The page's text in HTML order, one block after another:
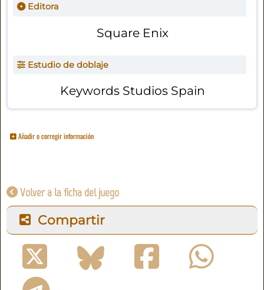
Editora
Square Enix
Estudio de doblaje
Keywords Studios Spain
Añadir o corregir información
Volver a la ficha del juego
Compartir